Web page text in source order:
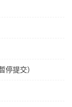
停提交）